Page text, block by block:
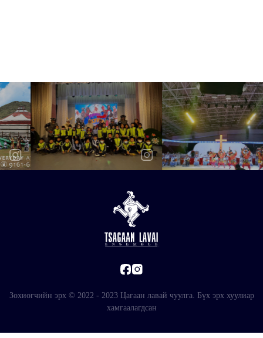
Зохиогчийн эрх © 2022 - 2023 Цагаан лавай чуулга. Бүх эрх хуулиар
хамгаалагдсан